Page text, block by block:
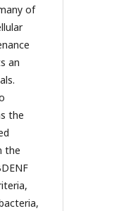
of
an
the
the